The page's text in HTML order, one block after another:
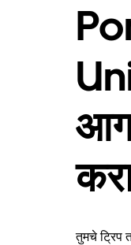
तुमचे ट्रिप